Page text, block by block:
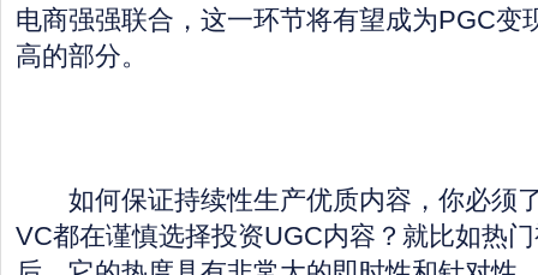
电商强强联合，这一环节将有望成为PGC变
高的部分。
如何保证持续性生产优质内容，你必须
VC都在谨慎选择投资UGC内容？就比如热